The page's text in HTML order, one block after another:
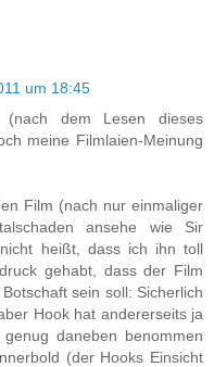
um 18:45
dem Lesen dieses
meine Filmlaien-Meinung
Film (nach nur einmaliger
ansehe wie Sir
heißt, dass ich ihn toll
gehabt, dass der Film
sein soll: Sicherlich
Hook hat andererseits ja
daneben benommen
(der Hooks Einsicht